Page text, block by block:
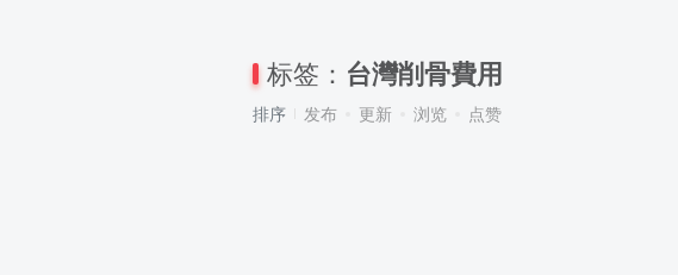
标签： 台灣削骨費用
排序 发布 更新 浏览 点赞